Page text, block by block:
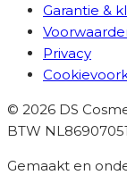
Garantie &
Privacy
© 2026 DS
BTW
Gemaakt en